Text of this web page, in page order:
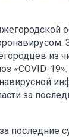
из
«COVID-
за
последние